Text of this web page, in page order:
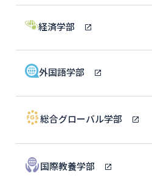
経済学部
外国語学部
総合グローバル学部
国際教養学部